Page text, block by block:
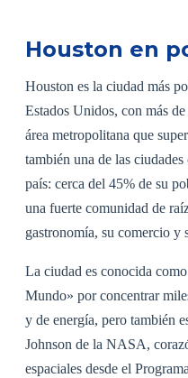
Houston en
Houston es la ciudad más
Estados Unidos, con más
área metropolitana que
también una de las
país: cerca del 45% de su
una fuerte comunidad de
gastronomía, su comercio y
La ciudad es conocida
Mundo» por concentrar
y de energía, pero también
Johnson de la NASA,
espaciales desde el